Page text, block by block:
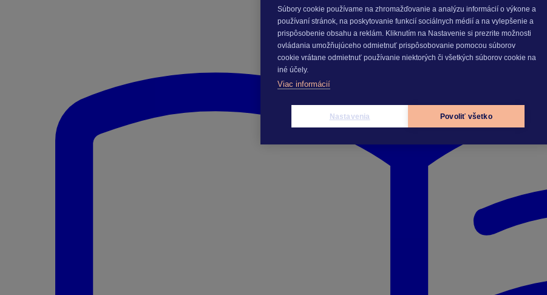
Súbory cookie používame na zhromažďovanie a analýzu informácií o výkone a
používaní stránok, na poskytovanie funkcií sociálnych médií a na vylepšenie a
prispôsobenie obsahu a reklám. Kliknutím na Nastavenie si prezrite možnosti
ovládania umožňujúceho odmietnuť prispôsobovanie pomocou súborov
cookie vrátane odmietnuť používanie niektorých či všetkých súborov cookie na
iné účely.
Viac informácií
Nastavenia Povoliť všetko